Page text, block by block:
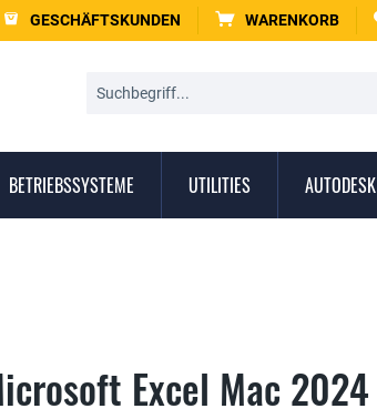
GESCHÄFTSKUNDEN WARENKORB
BETRIEBSSYSTEME UTILITIES AUTODESK
Excel Mac 2024